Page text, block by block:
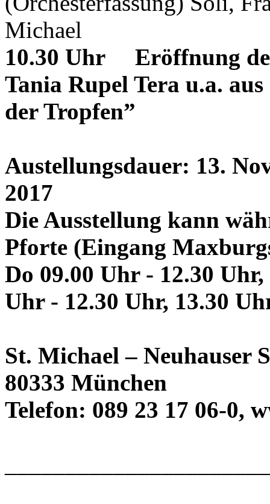
Michael
10.30 Uhr Eröffnung
Tania Rupel Tera u.a.
der Tropfen”
Austellungsdauer: 13.
2017
Die Ausstellung kann
Pforte (Eingang
Do 09.00 Uhr - 12.30
Uhr - 12.30 Uhr, 13.30
St. Michael – Neuhauser
80333 München
Telefon: 089 23 17 06-0,